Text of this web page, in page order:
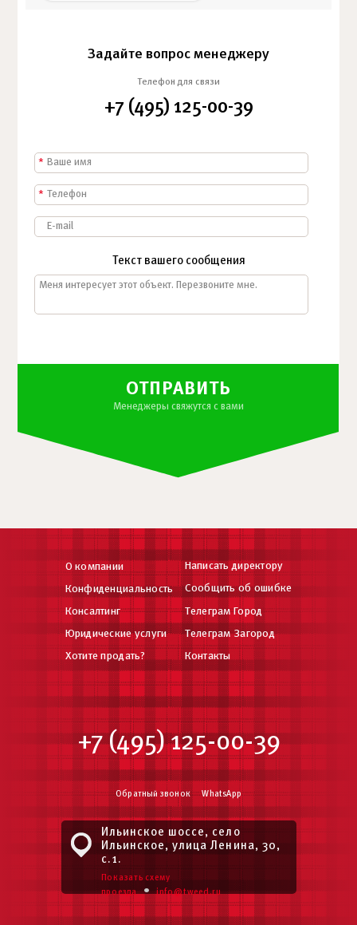
Задайте вопрос менеджеру
Телефон для связи
+7 (495) 125-00-39
*
*
Текст вашего сообщения
ОТПРАВИТЬ
Менеджеры свяжутся с вами
О компании
Конфиденциальность
Консалтинг
Юридические услуги
Хотите продать?
Написать директору
Сообщить об ошибке
Телеграм Город
Телеграм Загород
Контакты
+7 (495) 125-00-39
Обратный звонок WhatsApp
Ильинское шоссе, село
Ильинское, улица Ленина, 30,
с.1.
Показать схему
проезда•info@tweed.ru